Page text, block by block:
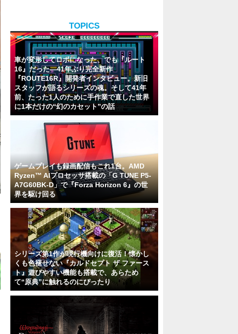
TOPICS
車が変形してロボになった、でも『ルート
16』だった―41年ぶり完全新作
『ROUTE16R』開発者インタビュー。新旧
スタッフが語るシリーズの魂。そして41年
前、たった1人のために手作業で直した世界
に1本だけの“幻のカセット”の話
ゲームプレイも録画配信もこれ1台。AMD
Ryzen™ AIプロセッサ搭載の「G TUNE P5-
A7G60BK-D」で『Forza Horizon 6』の世
界を駆け回る
シリーズ第1作が現行機向けに復活！懐かし
くも色褪せない『カルドセプト ザ ファース
ト』遊びやすい機能も搭載で、あらため
て“原典”に触れるのにぴったり